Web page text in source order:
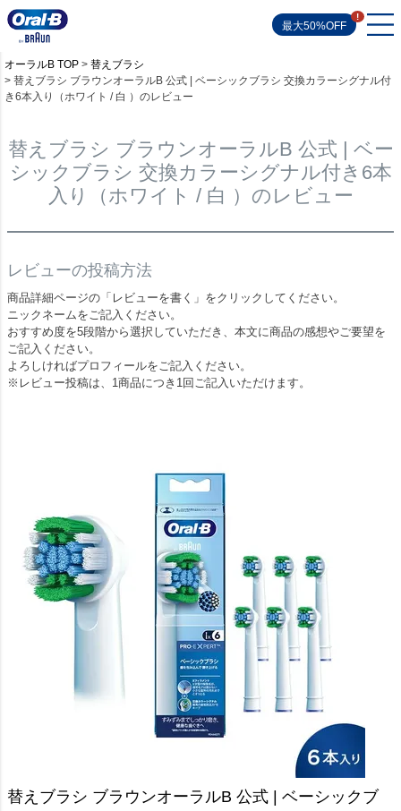
最大50%OFF
オーラルB TOP
替えブラシ
替えブラシ ブラウンオーラルB 公式 | ベーシックブラシ 交換カラーシグナル付
き6本入り（ホワイト / 白 ）のレビュー
替えブラシ ブラウンオーラルB 公式 | ベー
シックブラシ 交換カラーシグナル付き6本
入り（ホワイト / 白 ）のレビュー
レビューの投稿方法
商品詳細ページの「レビューを書く」をクリックしてください。
ニックネームをご記入ください。
おすすめ度を5段階から選択していただき、本文に商品の感想やご要望を
ご記入ください。
よろしければプロフィールをご記入ください。
※レビュー投稿は、1商品につき1回ご記入いただけます。
替えブラシ ブラウンオーラルB 公式 | ベーシックブ